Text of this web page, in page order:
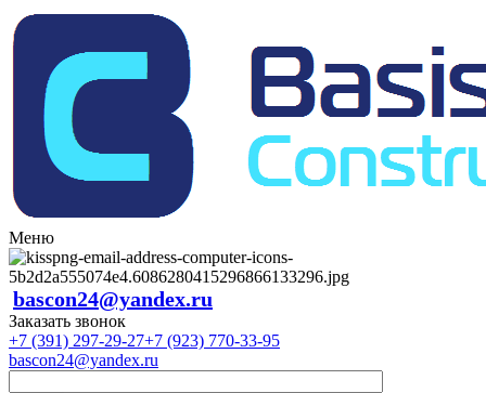
Меню
bascon24@yandex.ru
Заказать звонок
+7 (391) 297-29-27+7 (923) 770-33-95
bascon24@yandex.ru